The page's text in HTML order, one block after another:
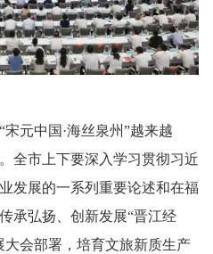
元中国·海丝泉州”越来越
全市上下要深入学习贯彻习近
发展的一系列重要论述和在福
承弘扬、创新发展“晋江经
会部署，培育文旅新质生产